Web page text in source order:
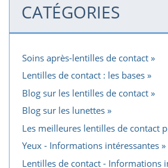
CATÉGORIES
Soins après-lentilles de contact
Lentilles de contact : les bases
Blog sur les lentilles de contact
Blog sur les lunettes
Les meilleures lentilles de contact
Yeux - Informations intéressantes
Lentilles de contact - Informations